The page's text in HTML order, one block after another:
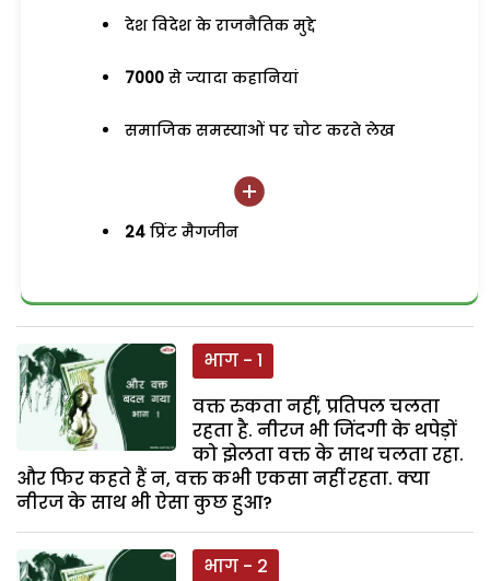
देश विदेश के राजनैतिक मुद्दे
7000 से ज्यादा कहानियां
समाजिक समस्याओं पर चोट करते लेख
24 प्रिंट मैगजीन
भाग - 1
वक्त रुकता नहीं, प्रतिपल चलता
रहता है. नीरज भी जिंदगी के थपेड़ों
को झेलता वक्त के साथ चलता रहा.
और फिर कहते हैं न, वक्त कभी एकसा नहीं रहता. क्या
नीरज के साथ भी ऐसा कुछ हुआ?
भाग - 2